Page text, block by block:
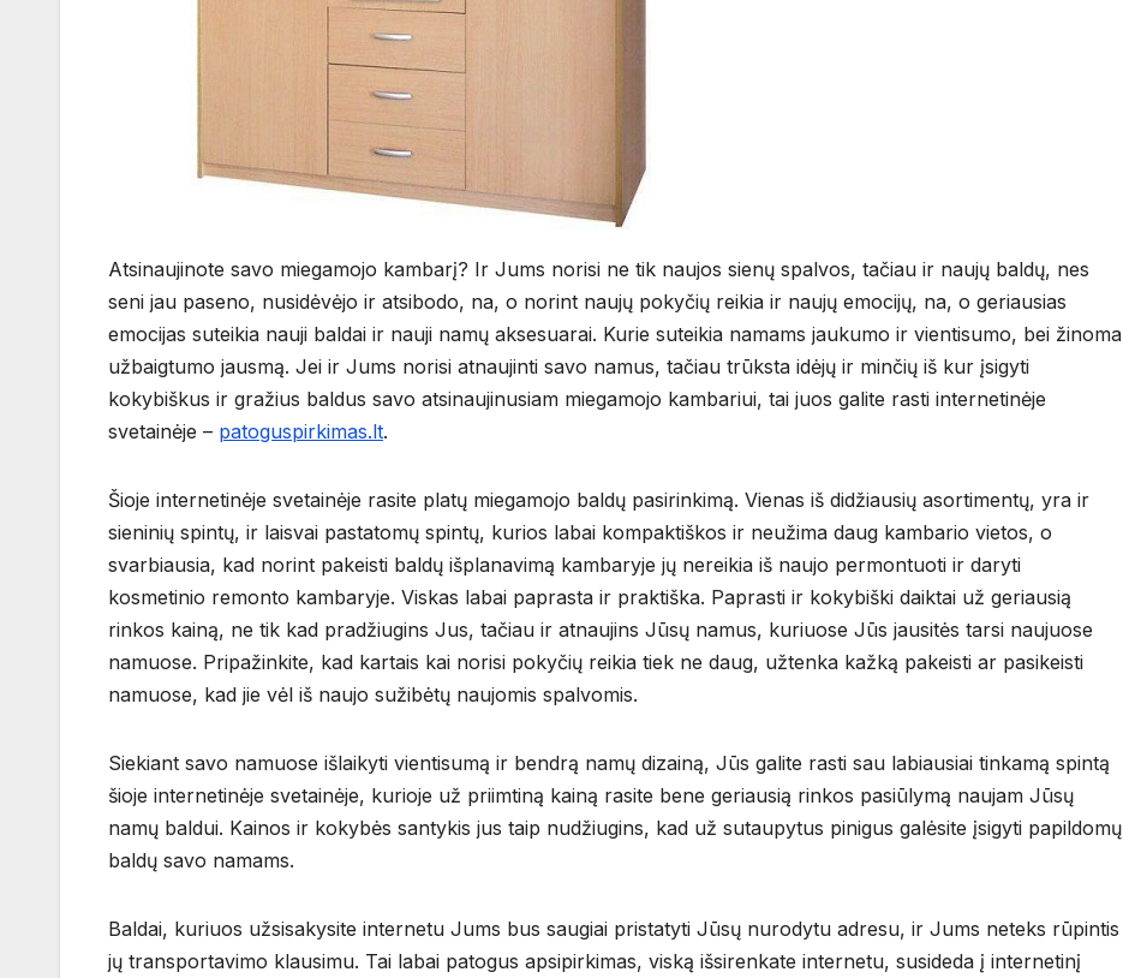
Atsinaujinote savo miegamojo kambarį? Ir Jums norisi ne tik naujos sienų spalvos, tačiau ir naujų baldų, nes
seni jau paseno, nusidėvėjo ir atsibodo, na, o norint naujų pokyčių reikia ir naujų emocijų, na, o geriausias
emocijas suteikia nauji baldai ir nauji namų aksesuarai. Kurie suteikia namams jaukumo ir vientisumo, bei žinoma
užbaigtumo jausmą. Jei ir Jums norisi atnaujinti savo namus, tačiau trūksta idėjų ir minčių iš kur įsigyti
kokybiškus ir gražius baldus savo atsinaujinusiam miegamojo kambariui, tai juos galite rasti internetinėje
svetainėje – patoguspirkimas.lt.
Šioje internetinėje svetainėje rasite platų miegamojo baldų pasirinkimą. Vienas iš didžiausių asortimentų, yra ir
sieninių spintų, ir laisvai pastatomų spintų, kurios labai kompaktiškos ir neužima daug kambario vietos, o
svarbiausia, kad norint pakeisti baldų išplanavimą kambaryje jų nereikia iš naujo permontuoti ir daryti
kosmetinio remonto kambaryje. Viskas labai paprasta ir praktiška. Paprasti ir kokybiški daiktai už geriausią
rinkos kainą, ne tik kad pradžiugins Jus, tačiau ir atnaujins Jūsų namus, kuriuose Jūs jausitės tarsi naujuose
namuose. Pripažinkite, kad kartais kai norisi pokyčių reikia tiek ne daug, užtenka kažką pakeisti ar pasikeisti
namuose, kad jie vėl iš naujo sužibėtų naujomis spalvomis.
Siekiant savo namuose išlaikyti vientisumą ir bendrą namų dizainą, Jūs galite rasti sau labiausiai tinkamą spintą
šioje internetinėje svetainėje, kurioje už priimtiną kainą rasite bene geriausią rinkos pasiūlymą naujam Jūsų
namų baldui. Kainos ir kokybės santykis jus taip nudžiugins, kad už sutaupytus pinigus galėsite įsigyti papildomų
baldų savo namams.
Baldai, kuriuos užsisakysite internetu Jums bus saugiai pristatyti Jūsų nurodytu adresu, ir Jums neteks rūpintis
jų transportavimo klausimu. Tai labai patogus apsipirkimas, viską išsirenkate internetu, susideda į internetinį